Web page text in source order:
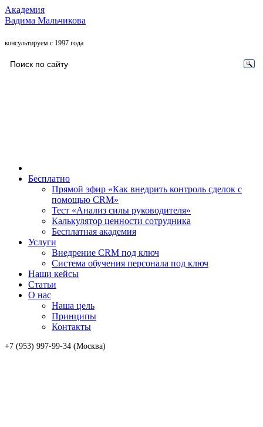
Академия
Вадима Мальчикова
консультируем с 1997 года
Бесплатно
Прямой эфир «Как внедрить контроль сделок с
помощью CRM»
Тест «Анализ силы руководителя»
Калькулятор ценности сотрудника
Бесплатная академия
Услуги
Внедрение CRM под ключ
Система обучения персонала под ключ
Наши кейсы
Статьи
О нас
Наша цель
Принципы
Контакты
+7 (953) 997-99-34 (Москва)